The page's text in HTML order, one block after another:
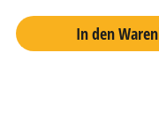
In den